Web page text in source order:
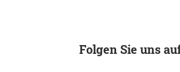
Folgen Sie uns